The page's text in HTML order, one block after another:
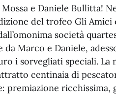
e Daniele Bullitta!
del trofeo Gli Amici
società
da Marco e Daniele,
i sorvegliati speciali. La
centinaia di
premiazione